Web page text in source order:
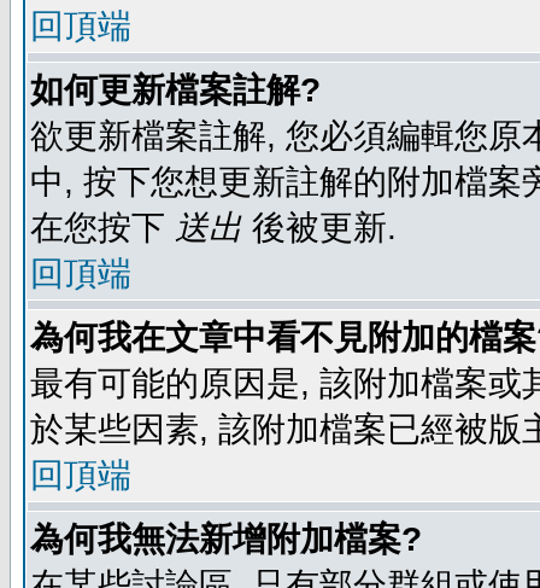
回頂端
如何更新檔案註解?
欲更新檔案註解, 您必須編輯您
中, 按下您想更新註解的附加檔案
在您按下 送出 後被更新.
回頂端
為何我在文章中看不見附加的檔
最有可能的原因是, 該附加檔案
於某些因素, 該附加檔案已經被版
回頂端
為何我無法新增附加檔案?